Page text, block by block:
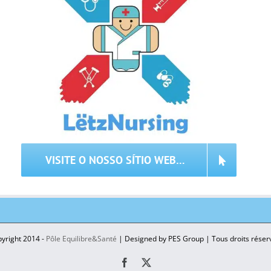
VISITE O NOSSO SÍTIO WEB…
2014 - Pôle Equilibre&Santé | Designed by PES Group | Tous droits
Facebook